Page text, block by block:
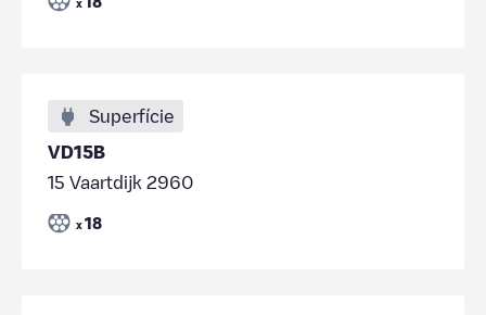
x
Superfície
VD15B
15 Vaartdijk 2960
x 18